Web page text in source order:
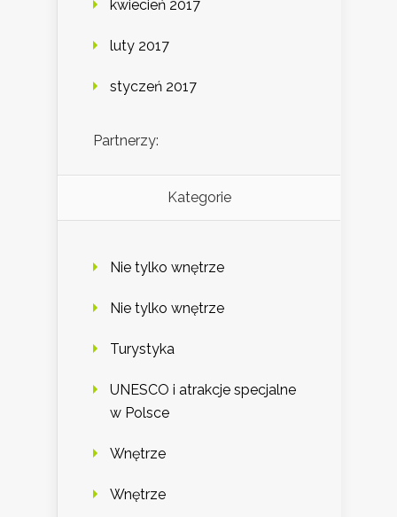
kwiecień 2017
luty 2017
styczeń 2017
Partnerzy:
Kategorie
Nie tylko wnętrze
Nie tylko wnętrze
Turystyka
UNESCO i atrakcje specjalne
w Polsce
Wnętrze
Wnętrze